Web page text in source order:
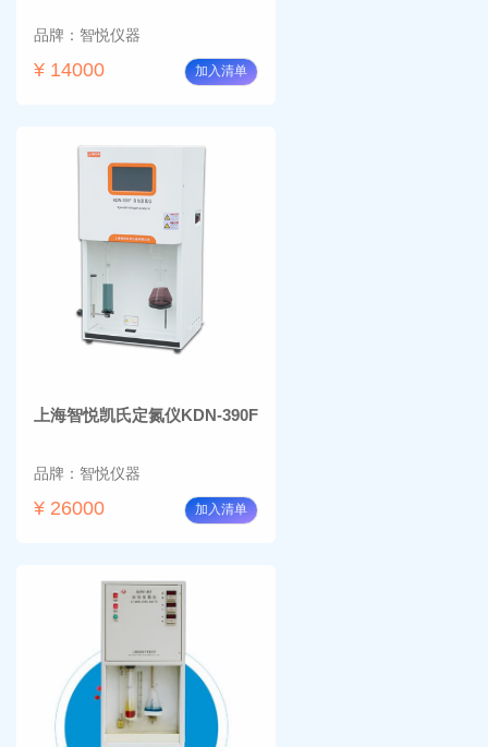
品牌：智悦仪器
¥ 14000 加入清单
上海智悦凯氏定氮仪KDN-390F
品牌：智悦仪器
¥ 26000 加入清单